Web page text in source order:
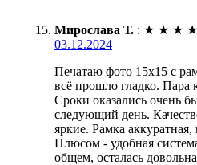
Мирослава Т. : ★ ★ ★ ★
03.12.2024
Печатаю фото 15х15 с
всё прошло гладко. Пара
Сроки оказались очень
следующий день.
яркие. Рамка
Плюсом - удобная
общем, осталась